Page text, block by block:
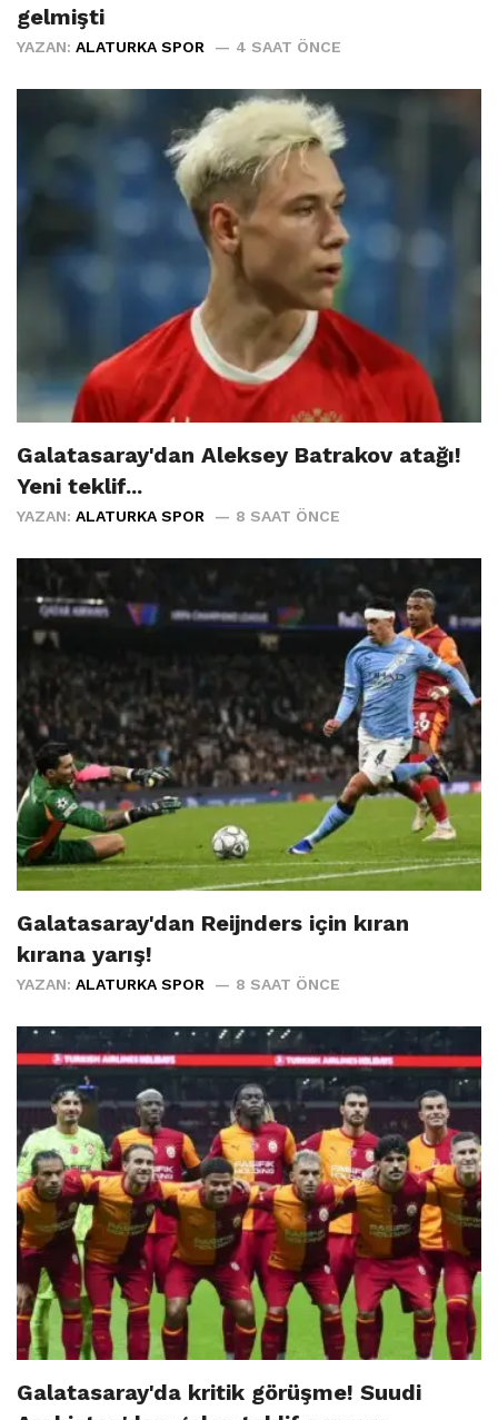
gelmişti
YAZAN: ALATURKA SPOR 4 SAAT ÖNCE
Galatasaray'dan Aleksey Batrakov atağı!
Yeni teklif...
YAZAN: ALATURKA SPOR 8 SAAT ÖNCE
Galatasaray'dan Reijnders için kıran
kırana yarış!
YAZAN: ALATURKA SPOR 8 SAAT ÖNCE
Galatasaray'da kritik görüşme! Suudi